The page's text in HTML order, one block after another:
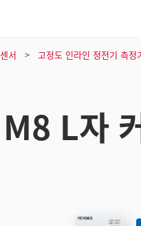
서 고정도 인라인 정전기 측정
L자